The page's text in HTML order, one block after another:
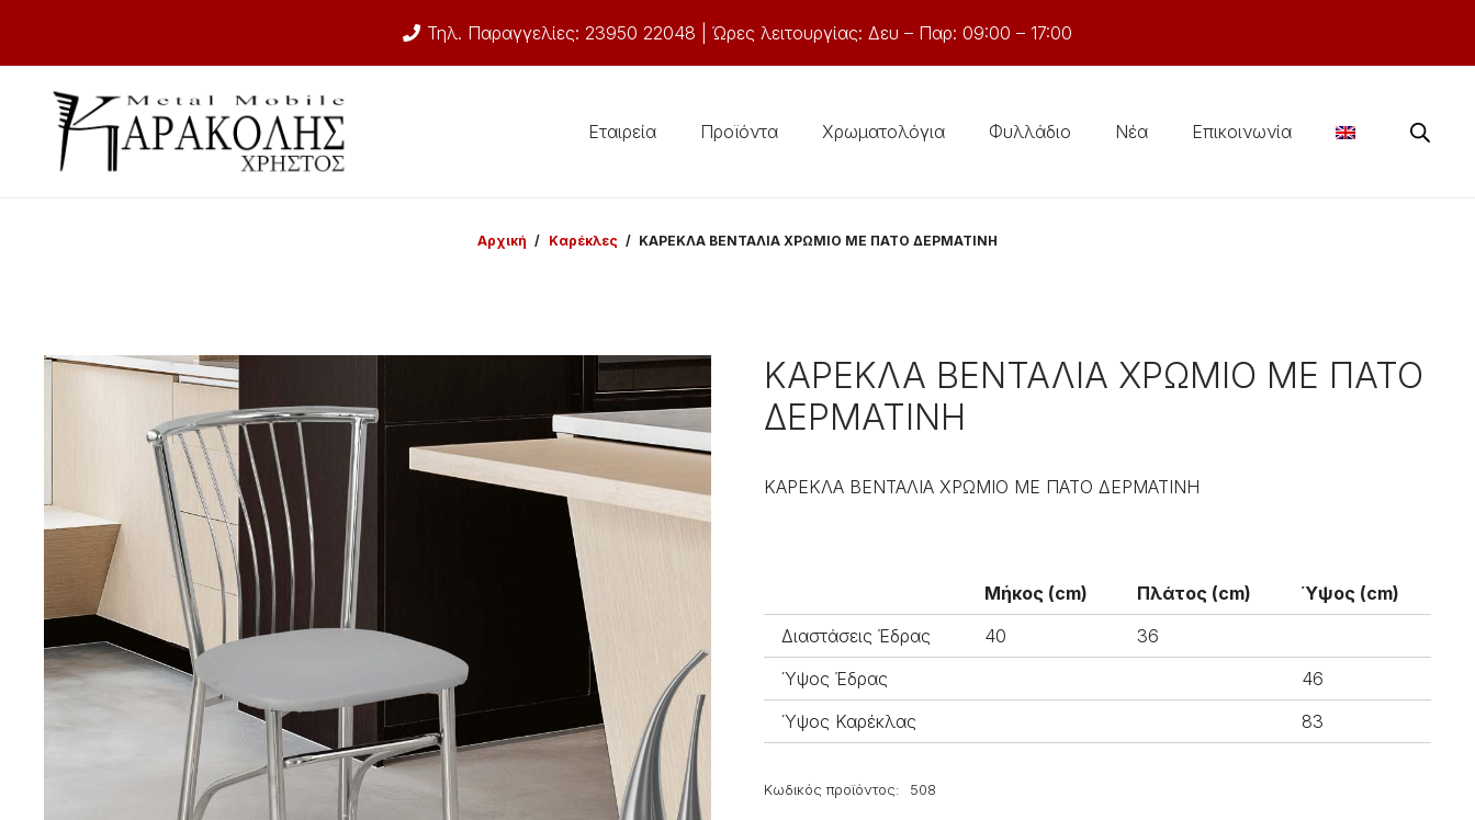
Τηλ. Παραγγελίες: 23950 22048 | Ώρες λειτουργίας: Δευ – Παρ: 09:00 – 17:00
Εταιρεία Προϊόντα Χρωματολόγια Φυλλάδιο Νέα Επικοινωνία
Αρχική / Καρέκλες / ΚΑΡΕΚΛΑ ΒΕΝΤΑΛΙΑ ΧΡΩΜΙΟ ΜΕ ΠΑΤΟ ΔΕΡΜΑΤΙΝΗ
ΚΑΡΕΚΛΑ ΒΕΝΤΑΛΙΑ ΧΡΩΜΙΟ ΜΕ ΠΑΤΟ
ΔΕΡΜΑΤΙΝΗ
ΚΑΡΕΚΛΑ ΒΕΝΤΑΛΙΑ ΧΡΩΜΙΟ ΜΕ ΠΑΤΟ ΔΕΡΜΑΤΙΝΗ
Μήκος (cm) Πλάτος (cm)
Ύψος (cm)
Διαστάσεις Έδρας
40
36
Ύψος Έδρας
46
Ύψος Καρέκλας
83
Κωδικός προϊόντος: 508